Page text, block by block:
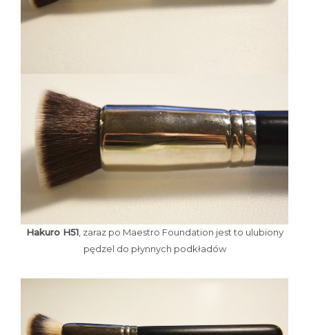
Hakuro H51, zaraz po Maestro Foundation jest to ulubiony
pędzel do płynnych podkładów